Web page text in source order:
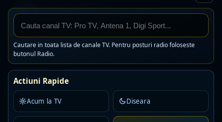
Cautare in toata lista de canale TV. Pentru posturi radio foloseste
butonul Radio.
Actiuni Rapide
Acum la TV Diseara
Radio Petrecaretzu
MP3 · 128 kbps
Live
petrecere populara
manele
Asculta
Detalii
AAC · 80 kbps
romanian pop
Asculta
Detalii